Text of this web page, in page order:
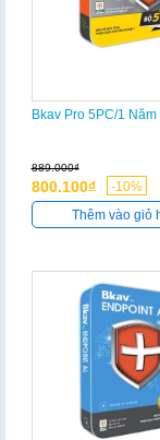
Bkav Pro 5PC/1 Năm
889.000₫
800.100₫ -10%
Thêm vào giỏ